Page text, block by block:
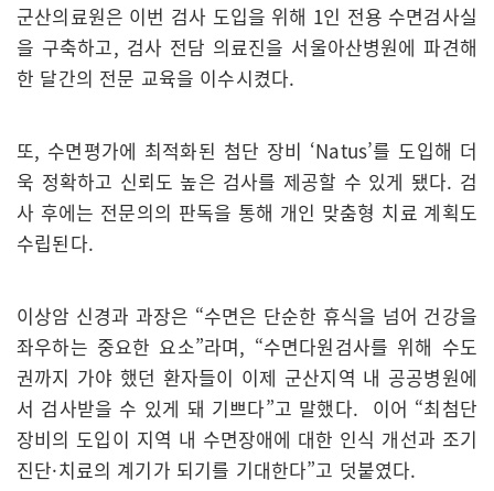
군산의료원은 이번 검사 도입을 위해 1인 전용 수면검사실
을 구축하고, 검사 전담 의료진을 서울아산병원에 파견해
한 달간의 전문 교육을 이수시켰다.
또, 수면평가에 최적화된 첨단 장비 ‘Natus’를 도입해 더
욱 정확하고 신뢰도 높은 검사를 제공할 수 있게 됐다. 검
사 후에는 전문의의 판독을 통해 개인 맞춤형 치료 계획도
수립된다.
이상암 신경과 과장은 “수면은 단순한 휴식을 넘어 건강을
좌우하는 중요한 요소”라며, “수면다원검사를 위해 수도
권까지 가야 했던 환자들이 이제 군산지역 내 공공병원에
서 검사받을 수 있게 돼 기쁘다”고 말했다. 이어 “최첨단
장비의 도입이 지역 내 수면장애에 대한 인식 개선과 조기
진단·치료의 계기가 되기를 기대한다”고 덧붙였다.